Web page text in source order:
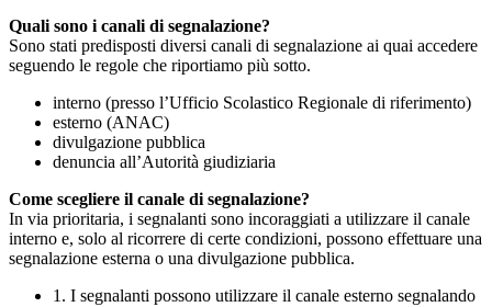
Quali sono i canali di segnalazione?
Sono stati predisposti diversi canali di segnalazione ai quai accedere
seguendo le regole che riportiamo più sotto.
interno (presso l’Ufficio Scolastico Regionale di riferimento)
esterno (ANAC)
divulgazione pubblica
denuncia all’Autorità giudiziaria
Come scegliere il canale di segnalazione?
In via prioritaria, i segnalanti sono incoraggiati a utilizzare il canale
interno e, solo al ricorrere di certe condizioni, possono effettuare una
segnalazione esterna o una divulgazione pubblica.
1. I segnalanti possono utilizzare il canale esterno segnalando